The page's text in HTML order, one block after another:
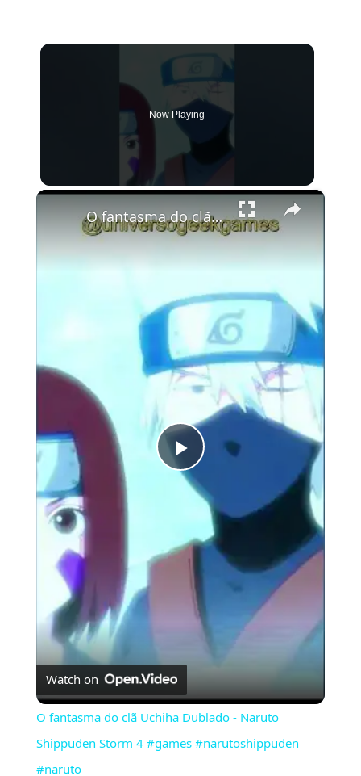
Now Playing
×
Play
Video
O fantasma do clã Uchiha Dublado - Naruto Shippuden Storm 4 #games #narutoshippuden #naruto
Watch on
O fantasma do clã Uchiha Dublado - Naruto
Shippuden Storm 4 #games #narutoshippuden
#naruto